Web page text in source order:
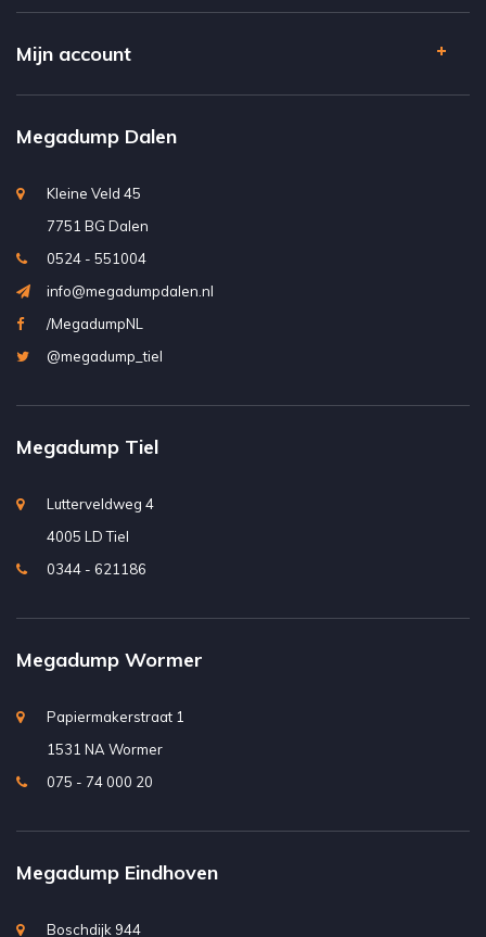
Mijn account
Megadump Dalen
Kleine Veld 45
7751 BG Dalen
0524 - 551004
info@megadumpdalen.nl
/MegadumpNL
@megadump_tiel
Megadump Tiel
Lutterveldweg 4
4005 LD Tiel
0344 - 621186
Megadump Wormer
Papiermakerstraat 1
1531 NA Wormer
075 - 74 000 20
Megadump Eindhoven
Boschdijk 944